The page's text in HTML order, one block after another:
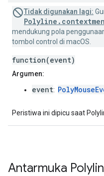
Tidak digunakan lagi:
mendukung pola
tombol control di macOS.
function(event)
Argumen:
event:
Peristiwa ini dipicu saat
Antarmuka